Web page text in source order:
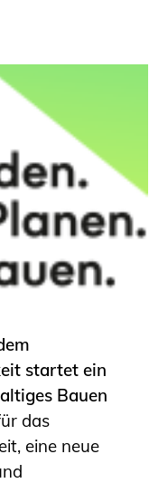
startet ein
Bauen
das
eine neue